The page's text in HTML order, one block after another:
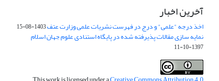
آخرین اخبار
اخذ درجه "علمی" و درج در فهرست نشریات علمی وزارت عتف1403-08-15
نمایه سازی مقالات پذیرفته شده در پایگاه استنادی علوم جهان اسلام
1397-10-11